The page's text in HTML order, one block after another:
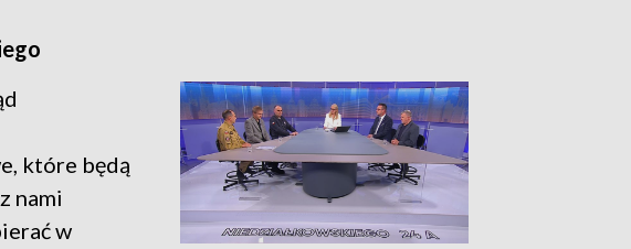
które będą
nami
w